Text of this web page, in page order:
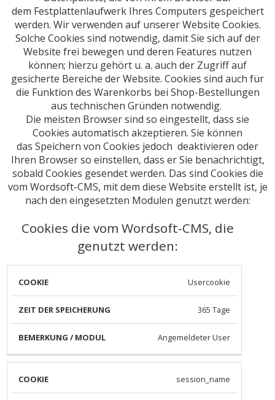
dem Festplattenlaufwerk Ihres Computers gespeichert
werden. Wir verwenden auf unserer Website Cookies.
Solche Cookies sind notwendig, damit Sie sich auf der
Website frei bewegen und deren Features nutzen
können; hierzu gehört u. a. auch der Zugriff auf
gesicherte Bereiche der Website. Cookies sind auch für
die Funktion des Warenkorbs bei Shop-Bestellungen
aus technischen Gründen notwendig.
Die meisten Browser sind so eingestellt, dass sie
Cookies automatisch akzeptieren. Sie können
das Speichern von Cookies jedoch deaktivieren oder
Ihren Browser so einstellen, dass er Sie benachrichtigt,
sobald Cookies gesendet werden. Das sind Cookies die
vom Wordsoft-CMS, mit dem diese Website erstellt ist, je
nach den eingesetzten Modulen genutzt werden:
Cookies die vom Wordsoft-CMS, die
genutzt werden:
COOKIE
SPEICHERUNG
BEMERKUNG
/ MODUL
Usercookie
365 Tage
Angemeldeter User
session_name